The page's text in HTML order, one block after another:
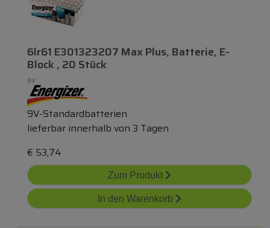
6lr61 E301323207 Max Plus, Batterie, E-
Block , 20 Stück
9V
9V-Standardbatterien
lieferbar innerhalb von 3 Tagen
€ 53,74
Zum Produkt
In den Warenkorb